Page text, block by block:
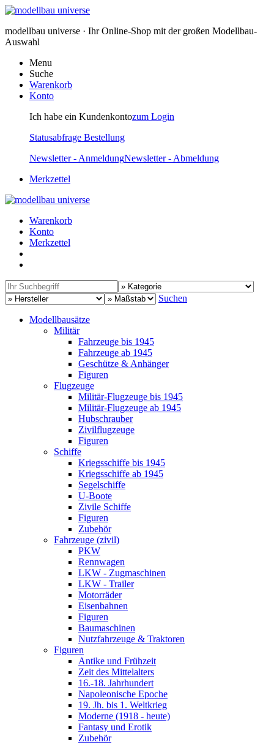
modellbau universe · Ihr Online-Shop mit der großen Modellbau-
Auswahl
Menu
Suche
Warenkorb
Konto
Ich habe ein Kundenkontozum Login
Statusabfrage Bestellung
Newsletter - AnmeldungNewsletter - Abmeldung
Merkzettel
Warenkorb
Konto
Merkzettel
Suchen
Modellbausätze
Militär
Fahrzeuge bis 1945
Fahrzeuge ab 1945
Geschütze & Anhänger
Figuren
Flugzeuge
Militär-Flugzeuge bis 1945
Militär-Flugzeuge ab 1945
Hubschrauber
Zivilflugzeuge
Figuren
Schiffe
Kriegsschiffe bis 1945
Kriegsschiffe ab 1945
Segelschiffe
U-Boote
Zivile Schiffe
Figuren
Zubehör
Fahrzeuge (zivil)
PKW
Rennwagen
LKW - Zugmaschinen
LKW - Trailer
Motorräder
Eisenbahnen
Figuren
Baumaschinen
Nutzfahrzeuge & Traktoren
Figuren
Antike und Frühzeit
Zeit des Mittelalters
16.-18. Jahrhundert
Napoleonische Epoche
19. Jh. bis 1. Weltkrieg
Moderne (1918 - heute)
Fantasy und Erotik
Zubehör